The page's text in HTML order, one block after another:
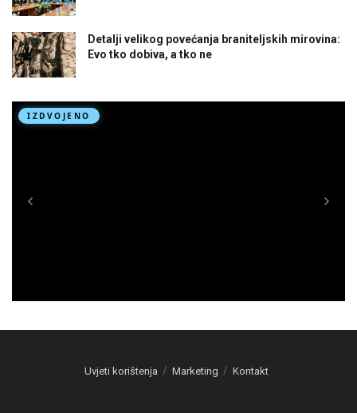
Detalji velikog povećanja braniteljskih mirovina:
Evo tko dobiva, a tko ne
Uvjeti korištenja Marketing Kontakt